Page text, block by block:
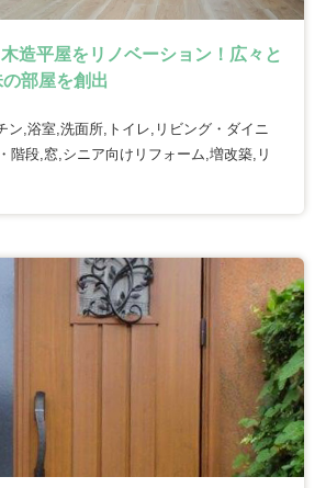
造平屋をリノベーション！広々と
部屋を創出
ン,浴室,洗面所,トイレ,リビング・ダイニ
階段,窓,シニア向けリフォーム,増改築,リ